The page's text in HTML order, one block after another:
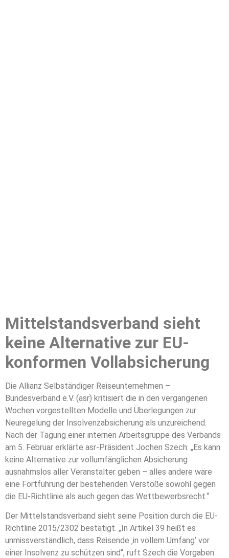
Mittelstandsverband sieht
keine Alternative zur EU-
konformen Vollabsicherung
Die Allianz Selbständiger Reiseunternehmen –
Bundesverband e.V. (asr) kritisiert die in den vergangenen
Wochen vorgestellten Modelle und Überlegungen zur
Neuregelung der Insolvenzabsicherung als unzureichend.
Nach der Tagung einer internen Arbeitsgruppe des Verbands
am 5. Februar erklärte asr-Präsident Jochen Szech: „Es kann
keine Alternative zur vollumfänglichen Absicherung
ausnahmslos aller Veranstalter geben – alles andere wäre
eine Fortführung der bestehenden Verstöße sowohl gegen
die EU-Richtlinie als auch gegen das Wettbewerbsrecht.“
Der Mittelstandsverband sieht seine Position durch die EU-
Richtline 2015/2302 bestätigt. „In Artikel 39 heißt es
unmissverständlich, dass Reisende ‚in vollem Umfang‘ vor
einer Insolvenz zu schützen sind“, ruft Szech die Vorgaben